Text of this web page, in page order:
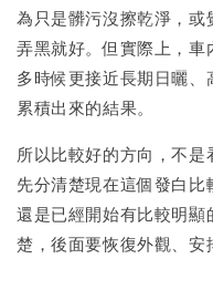
為只是髒污沒擦乾淨，
弄黑就好。但實際上，
多時候更接近長期日曬
累積出來的結果。
所以比較好的方向，不
先分清楚現在這個發白比
還是已經開始有比較明
楚，後面要恢復外觀、安